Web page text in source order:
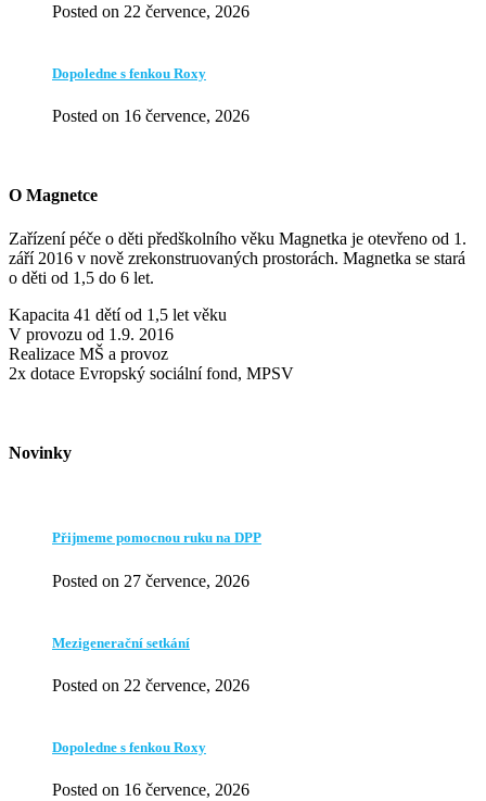
Posted on 22 července, 2026
Dopoledne s fenkou Roxy
Posted on 16 července, 2026
O Magnetce
Zařízení péče o děti předškolního věku Magnetka je otevřeno od 1.
září 2016 v nově zrekonstruovaných prostorách. Magnetka se stará
o děti od 1,5 do 6 let.
Kapacita 41 dětí od 1,5 let věku
V provozu od 1.9. 2016
Realizace MŠ a provoz
2x dotace Evropský sociální fond, MPSV
Novinky
Přijmeme pomocnou ruku na DPP
Posted on 27 července, 2026
Mezigenerační setkání
Posted on 22 července, 2026
Dopoledne s fenkou Roxy
Posted on 16 července, 2026